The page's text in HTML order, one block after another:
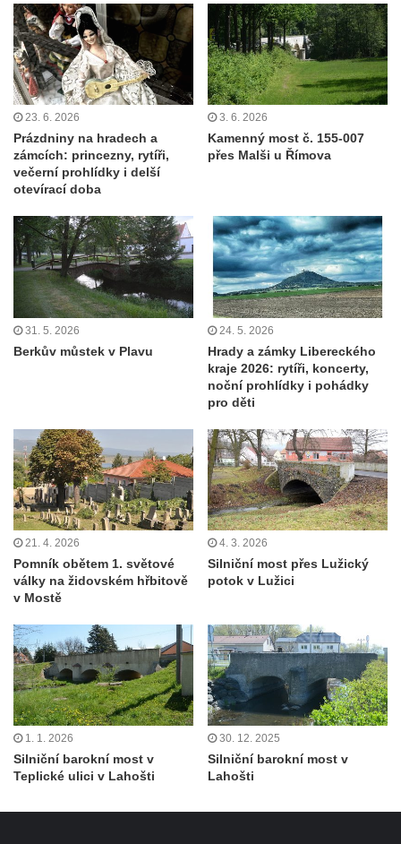
23. 6. 2026
Prázdniny na hradech a
zámcích: princezny, rytíři,
večerní prohlídky i delší
otevírací doba
3. 6. 2026
Kamenný most č. 155-007
přes Malši u Římova
31. 5. 2026
Berkův můstek v Plavu
24. 5. 2026
Hrady a zámky Libereckého
kraje 2026: rytíři, koncerty,
noční prohlídky i pohádky
pro děti
21. 4. 2026
Pomník obětem 1. světové
války na židovském hřbitově
v Mostě
4. 3. 2026
Silniční most přes Lužický
potok v Lužici
1. 1. 2026
Silniční barokní most v
Teplické ulici v Lahošti
30. 12. 2025
Silniční barokní most v
Lahošti